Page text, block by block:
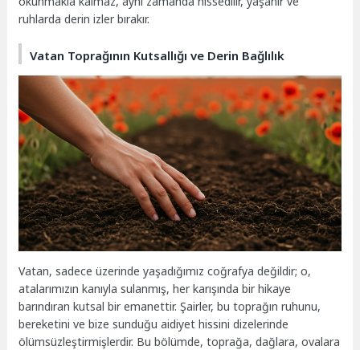
ruhlarda derin izler bırakır.
Vatan Toprağının Kutsallığı ve Derin Bağlılık
Vatan, sadece üzerinde yaşadığımız coğrafya değildir; o,
atalarımızın kanıyla sulanmış, her karışında bir hikaye
barındıran kutsal bir emanettir. Şairler, bu toprağın ruhunu,
bereketini ve bize sunduğu aidiyet hissini dizelerinde
ölümsüzleştirmişlerdir. Bu bölümde, toprağa, dağlara, ovalara